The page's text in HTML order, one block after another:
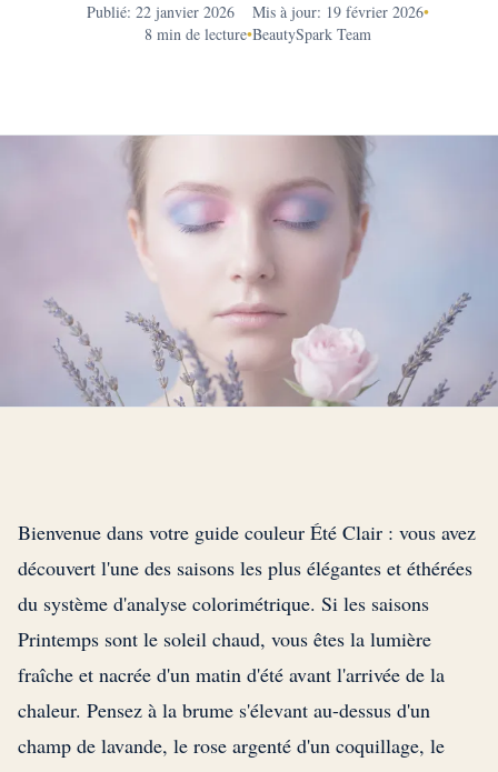
Publié: 22 janvier 2026 Mis à jour: 19 février 2026•
8 min de lecture•BeautySpark Team
Bienvenue dans votre guide couleur Été Clair : vous avez
découvert l'une des saisons les plus élégantes et éthérées
du système d'analyse colorimétrique. Si les saisons
Printemps sont le soleil chaud, vous êtes la lumière
fraîche et nacrée d'un matin d'été avant l'arrivée de la
chaleur. Pensez à la brume s'élevant au-dessus d'un
champ de lavande, le rose argenté d'un coquillage, le